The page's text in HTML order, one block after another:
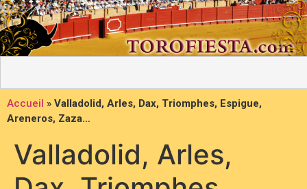
Accueil » Valladolid, Arles, Dax, Triomphes, Espigue,
Areneros, Zaza…
Valladolid, Arles,